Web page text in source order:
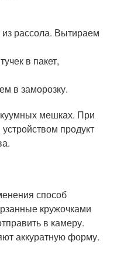
рассола. Вытираем
в пакет,
в заморозку.
мешках. При
продукт
способ
кружочками
в камеру.
аккуратную форму.